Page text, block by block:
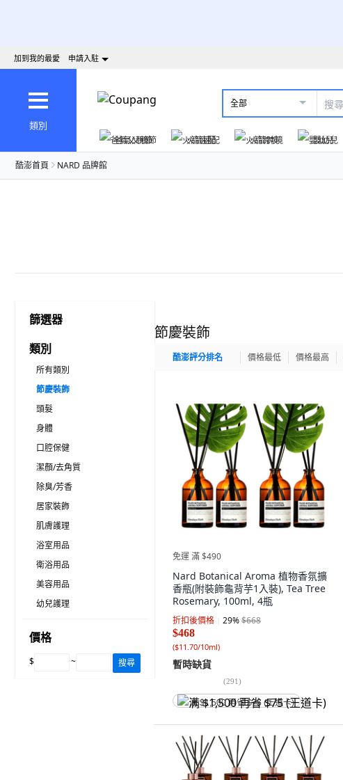
加到我的最愛 申請入駐
類別
全部
爸氣父親節
火箭速配 火箭跨境 嬰幼兒
酷澎首頁 NARD 品牌館
篩選器
類別
所有類別
節慶裝飾
頭髮
身體
口腔保健
潔顏/去角質
除臭/芳香
居家裝飾
肌膚護理
浴室用品
衛浴用品
美容用品
幼兒護理
價格
$ ~ 搜尋
節慶裝飾
酷澎評分排名 價格最低 價格最高
免運 滿 $490
Nard Botanical Aroma 植物香氛擴
香瓶(附裝飾龜背芋1入裝), Tea Tree
Rosemary, 100ml, 4瓶
折扣後價格 29%$668
$468
($11.70/10ml)
暫時缺貨
(291)
满 $1,500 再省 $75 (王道卡)